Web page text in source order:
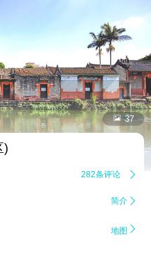
 37
)
282条评论 
简介 
地图 